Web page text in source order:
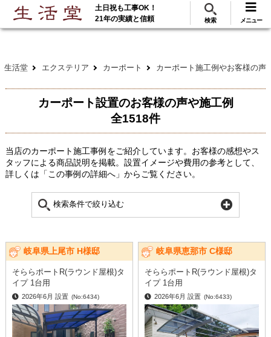
ご利用 288万･工事実績117万件! 無料見積
土日祝も工事OK！
21年の実績と信頼
検索 メニュー
生活堂 エクステリア カーポート カーポート施工例やお客様の声
カーポート設置のお客様の声や施工例
全1518件
当店のカーポート施工事例をご紹介しています。お客様の感想やス
タッフによる商品説明を掲載。設置イメージや費用の参考として、
詳しくは「この事例の詳細へ」からご覧ください。
検索条件で絞り込む
岐阜県上尾市 H様邸
そららポートR(ラウンド屋根)タ
イプ 1台用
2026年6月 設置 (No:6434)
岐阜県恵那市 C様邸
そららポートR(ラウンド屋根)タ
イプ 1台用
2026年6月 設置 (No:6433)